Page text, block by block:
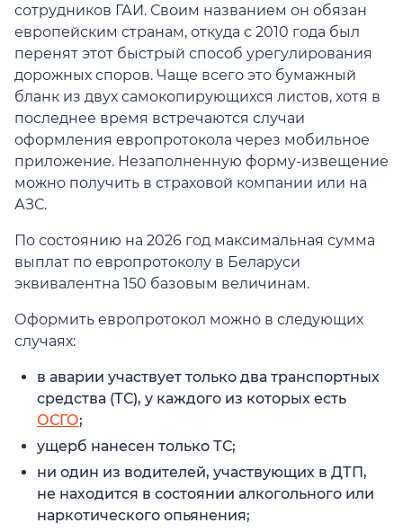
сотрудников ГАИ. Своим названием он обязан
европейским странам, откуда с 2010 года был
перенят этот быстрый способ урегулирования
дорожных споров. Чаще всего это бумажный
бланк из двух самокопирующихся листов, хотя в
последнее время встречаются случаи
оформления европротокола через мобильное
приложение. Незаполненную форму-извещение
можно получить в страховой компании или на
АЗС.
По состоянию на 2026 год максимальная сумма
выплат по европротоколу в Беларуси
эквивалентна 150 базовым величинам.
Оформить европротокол можно в следующих
случаях:
в аварии участвует только два транспортных
средства (ТС), у каждого из которых есть
ОСГО;
ущерб нанесен только ТС;
ни один из водителей, участвующих в ДТП,
не находится в состоянии алкогольного или
наркотического опьянения;